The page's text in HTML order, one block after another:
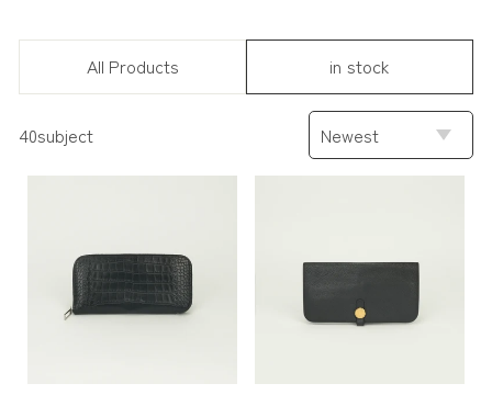
All Products in stock
40subject
SORT